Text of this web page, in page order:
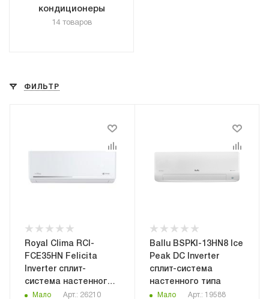
кондиционеры
14 товаров
ФИЛЬТР
Royal Clima RCI-
FCE35HN Felicita
Inverter сплит-
система настенного
типа
Мало Арт.: 26210
Ballu BSPKI-13HN8 Ice
Peak DC Inverter
сплит-система
настенного типа
Мало Арт.: 19588